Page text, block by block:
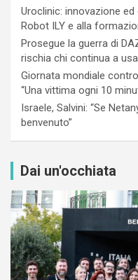
Uroclinic: innovazione ed
Robot ILY e alla
Prosegue la guerra di
rischia chi continua a
Giornata mondiale
“Una vittima ogni 10
Israele, Salvini: “Se
benvenuto”
Dai un'occhiata